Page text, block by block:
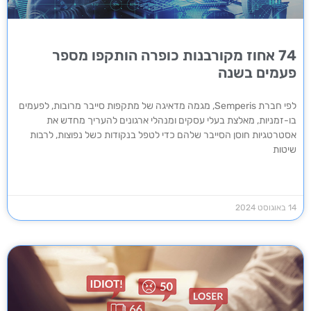
74 אחוז מקורבנות כופרה הותקפו מספר
פעמים בשנה
לפי חברת Semperis, מגמה מדאיגה של מתקפות סייבר מרובות, לפעמים
בו-זמניות, מאלצת בעלי עסקים ומנהלי ארגונים להעריך מחדש את
אסטרטגיות חוסן הסייבר שלהם כדי לטפל בנקודות כשל נפוצות, לרבות
שיטות
14 באוגוסט 2024